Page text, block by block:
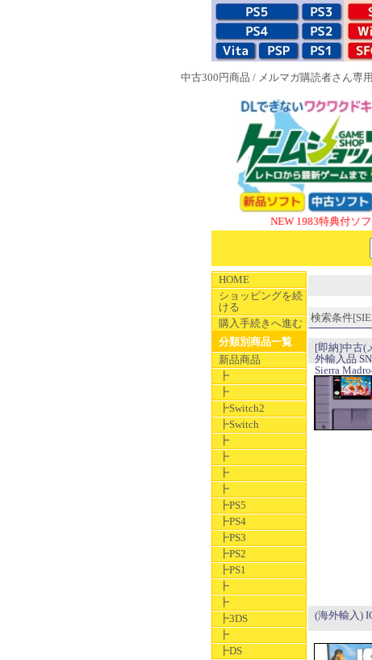
中古300円商品 / メルマガ購読者さん専
NEW 1983特典付ソフト
HOME
ショッピングを続
ける
購入手続きへ進む
分類別商品一覧
新品商品
┣
┣
┣Switch2
┣Switch
┣
┣
┣
┣
┣PS5
┣PS4
┣PS3
┣PS2
┣PS1
┣
┣
┣3DS
┣
┣DS
検索条件
[即納]中古(
外輸入品
Sierra
(海外輸入)